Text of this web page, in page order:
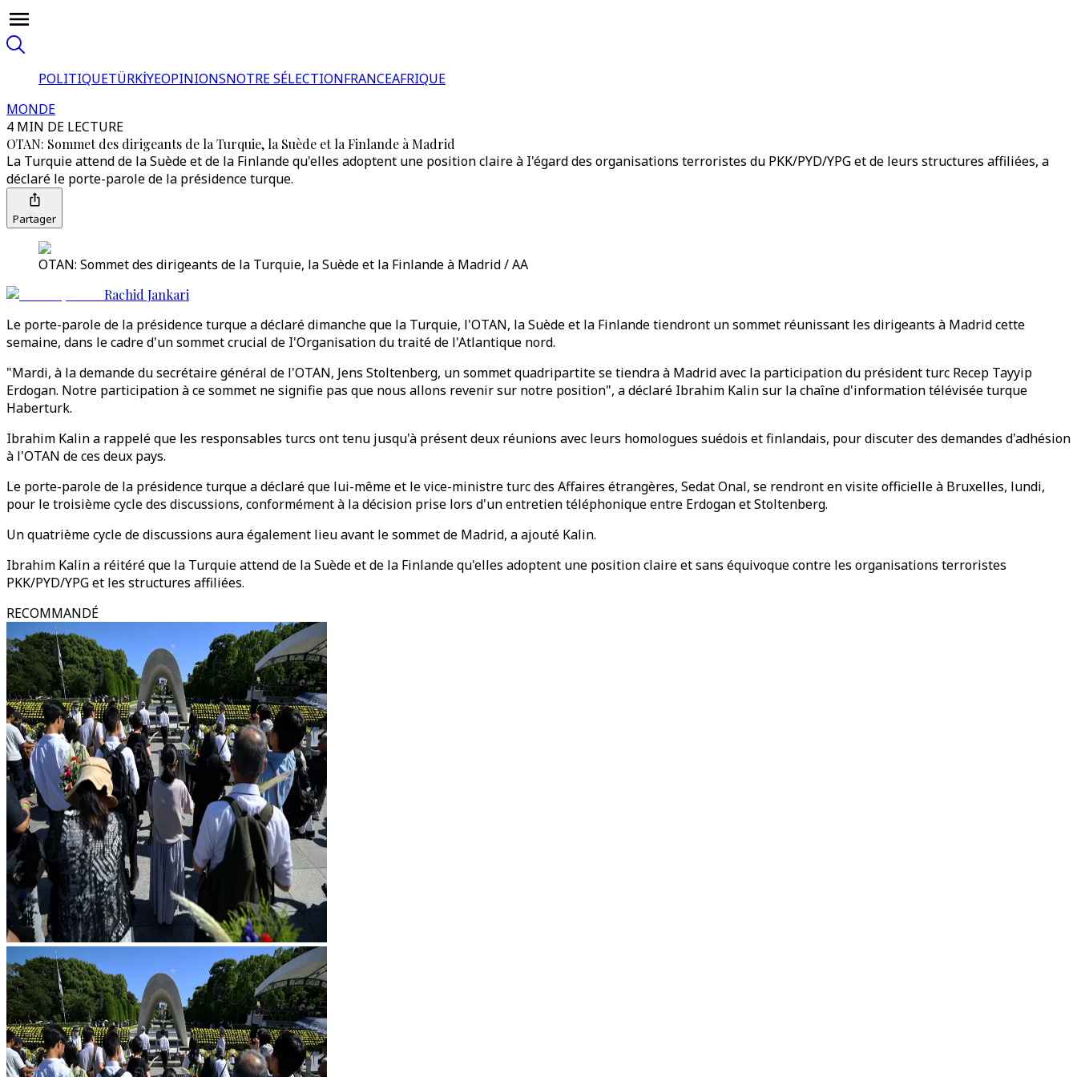
POLITIQUETÜRKİYEOPINIONSNOTRE SÉLECTIONFRANCEAFRIQUE
MONDE
4 MIN DE LECTURE
OTAN: Sommet des dirigeants de la Turquie, la Suède et la Finlande à Madrid
La Turquie attend de la Suède et de la Finlande qu'elles adoptent une position claire à I'égard des organisations terroristes du PKK/PYD/YPG et de leurs structures affiliées, a
déclaré le porte-parole de la présidence turque.
Partager
OTAN: Sommet des dirigeants de la Turquie, la Suède et la Finlande à Madrid / AA
Rachid Jankari
Le porte-parole de la présidence turque a déclaré dimanche que la Turquie, l'OTAN, la Suède et la Finlande tiendront un sommet réunissant les dirigeants à Madrid cette
semaine, dans le cadre d'un sommet crucial de I'Organisation du traité de l'Atlantique nord.
"Mardi, à la demande du secrétaire général de l'OTAN, Jens Stoltenberg, un sommet quadripartite se tiendra à Madrid avec la participation du président turc Recep Tayyip
Erdogan. Notre participation à ce sommet ne signifie pas que nous allons revenir sur notre position", a déclaré Ibrahim Kalin sur la chaîne d'information télévisée turque
Haberturk.
Ibrahim Kalin a rappelé que les responsables turcs ont tenu jusqu'à présent deux réunions avec leurs homologues suédois et finlandais, pour discuter des demandes d'adhésion
à l'OTAN de ces deux pays.
Le porte-parole de la présidence turque a déclaré que lui-même et le vice-ministre turc des Affaires étrangères, Sedat Onal, se rendront en visite officielle à Bruxelles, lundi,
pour le troisième cycle des discussions, conformément à la décision prise lors d'un entretien téléphonique entre Erdogan et Stoltenberg.
Un quatrième cycle de discussions aura également lieu avant le sommet de Madrid, a ajouté Kalin.
Ibrahim Kalin a réitéré que la Turquie attend de la Suède et de la Finlande qu'elles adoptent une position claire et sans équivoque contre les organisations terroristes
PKK/PYD/YPG et les structures affiliées.
RECOMMANDÉ